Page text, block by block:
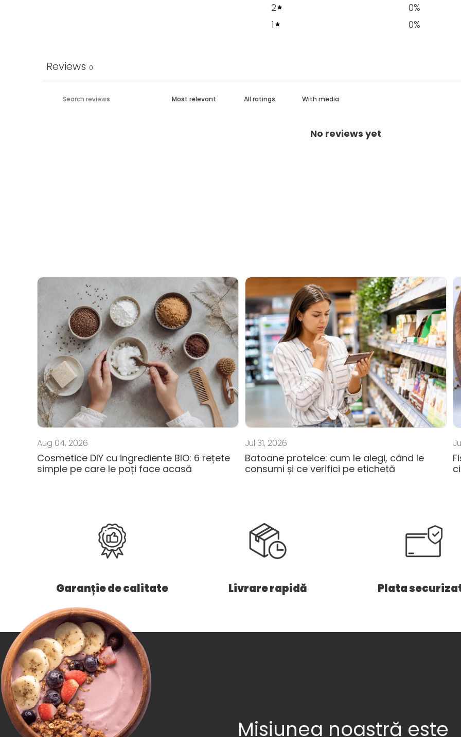
2
0%
1
0%
Reviews 0
With media
No reviews yet
Aug 04, 2026
Cosmetice DIY cu ingrediente BIO: 6 rețete
simple pe care le poți face acasă
Jul 31, 2026
Batoane proteice: cum le alegi, când le
consumi și ce verifici pe etichetă
Garanție de calitate Livrare rapidă Plata
Misiunea noastră este